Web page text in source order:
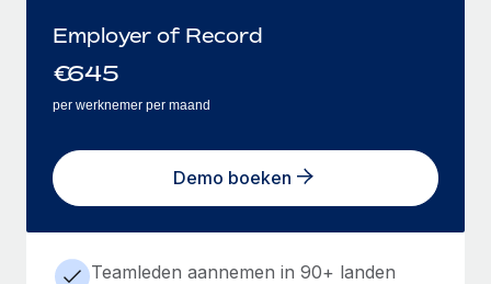
Employer of Record
€645
per werknemer per maand
Demo boeken
Teamleden aannemen in 90+ landen